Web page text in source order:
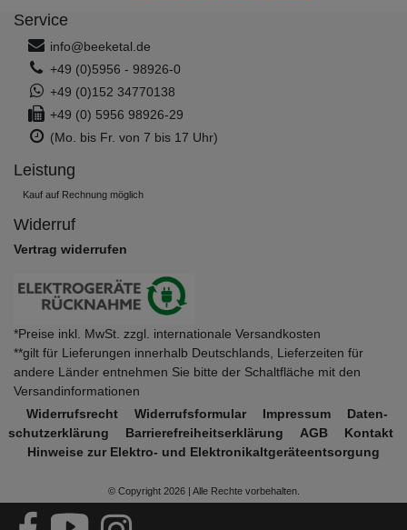
Service
info@beeketal.de
+49 (0)5956 - 98926-0
+49 (0)152 34770138
+49 (0) 5956 98926-29
(Mo. bis Fr. von 7 bis 17 Uhr)
Leistung
Kauf auf Rechnung möglich
Widerruf
Vertrag widerrufen
*Preise inkl. MwSt. zzgl. internationale Versandkosten
**gilt für Lieferungen innerhalb Deutschlands, Lieferzeiten für
andere Länder entnehmen Sie bitte der Schaltfläche mit den
Versandinformationen
Widerrufs­recht
Widerrufs­formular Impressum
Daten­
schutz­erklärung
Barrierefreiheitserklärung AGB
Kontakt
Hinweise zur Elektro- und Elektronikaltgeräteentsorgung
© Copyright 2026 | Alle Rechte vorbehalten.